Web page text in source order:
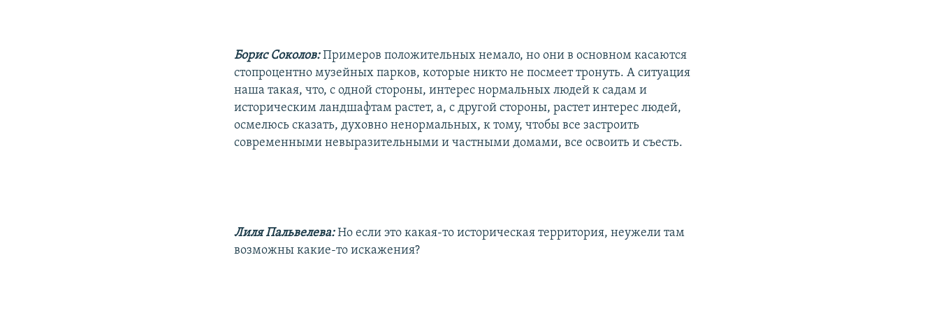
Борис Соколов:Примеров положительных немало, но они в основном касаются
стопроцентно музейных парков, которые никто не посмеет тронуть. А ситуация
наша такая, что, с одной стороны, интерес нормальных людей к садам и
историческим ландшафтам растет, а, с другой стороны, растет интерес людей,
осмелюсь сказать, духовно ненормальных, к тому, чтобы все застроить
современными невыразительными и частными домами, все освоить и съесть.
Лиля Пальвелева:Но если это какая-то историческая территория, неужели там
возможны какие-то искажения?